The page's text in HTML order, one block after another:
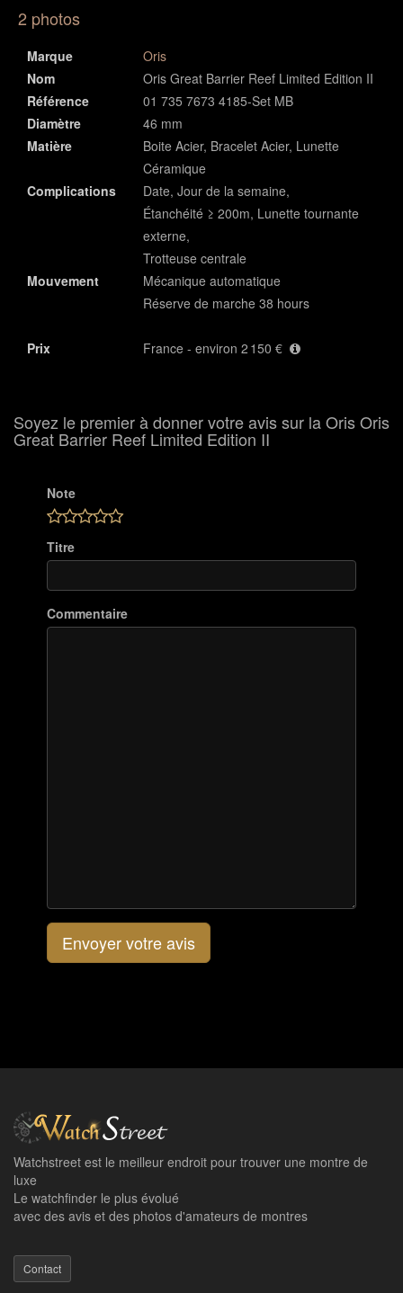
2 photos
Marque
Oris
Nom
Oris Great Barrier Reef Limited Edition II
Référence
01 735 7673 4185-Set MB
Diamètre
46 mm
Matière
Boite Acier, Bracelet Acier, Lunette
Céramique
Complications
Date, Jour de la semaine,
Étanchéité ≥ 200m, Lunette tournante
externe,
Trotteuse centrale
Mouvement
Mécanique automatique
Réserve de marche 38 hours
Prix France - environ 2 150 €
Soyez le premier à donner votre avis sur la Oris Oris
Great Barrier Reef Limited Edition II
Note
Titre
Commentaire
Envoyer votre avis
Watchstreet est le meilleur endroit pour trouver une montre de
luxe
Le watchfinder le plus évolué
avec des avis et des photos d'amateurs de montres
Contact